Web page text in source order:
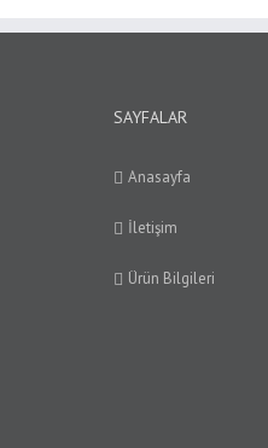
SAYFALAR
Anasayfa
İletişim
Ürün Bilgileri